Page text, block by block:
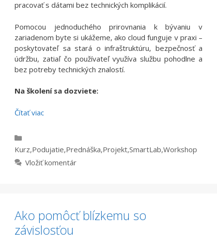
pracovať s dátami bez technických komplikácií.
Pomocou jednoduchého prirovnania k bývaniu v
zariadenom byte si ukážeme, ako cloud funguje v praxi –
poskytovateľ sa stará o infraštruktúru, bezpečnosť a
údržbu, zatiaľ čo používateľ využíva službu pohodlne a
bez potreby technických znalostí.
Na školení sa dozviete:
Čítať viac
Kurz,Podujatie,Prednáška,Projekt,SmartLab,Workshop
Vložiť komentár
Ako pomôcť blízkemu so
závislosťou